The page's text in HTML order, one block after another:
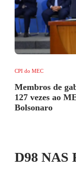
CPI do MEC
Membros de
127 vezes ao
Bolsonaro
D98 NAS